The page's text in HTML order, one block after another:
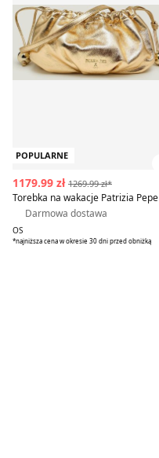
POPULARNE
1179.99 zł 1269.99 zł*
Torebka na wakacje Patrizia Pepe
Darmowa dostawa
OS
*najniższa cena w okresie 30 dni przed obniżką